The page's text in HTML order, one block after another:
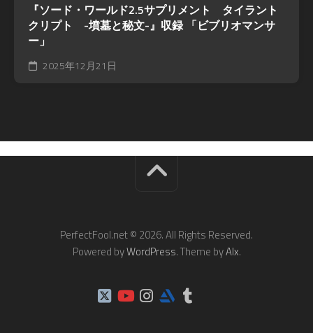
『ソード・ワールド2.5サプリメント タイラント
クリプト -墳墓と秘文-』収録 「ビブリオマンサ
ー」
2025年12月21日
PerfectFool.net © 2026. All Rights Reserved.
Powered byWordPress. Theme byAlx.